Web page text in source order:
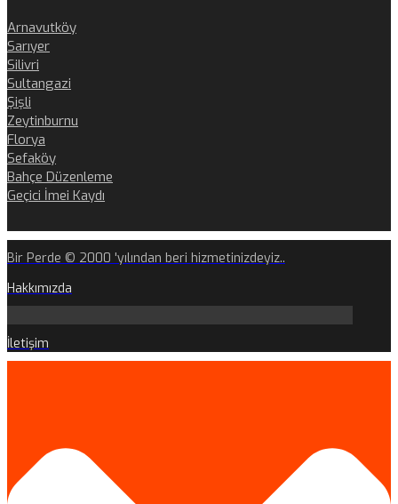
Arnavutköy
Sarıyer
Silivri
Sultangazi
Şişli
Zeytinburnu
Florya
Sefaköy
Bahçe Düzenleme
Geçici İmei Kaydı
Bir Perde © 2000 'yılından beri hizmetinizdeyiz..
Hakkımızda
İletişim